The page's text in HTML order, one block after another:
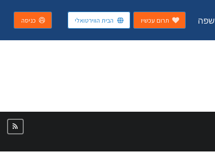
שפה תרום עכשיו הבית הווירטואלי כניסה